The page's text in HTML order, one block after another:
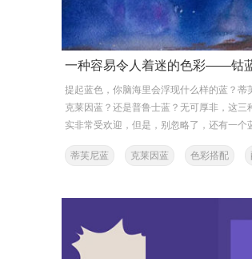
一种容易令人着迷的色彩——钴
提起蓝色，你脑海里会浮现什么样的蓝？蒂
克莱因蓝？还是普鲁士蓝？无可厚非，这三
实非常受欢迎，但是，别忽略了，还有一个
蒂芙尼蓝 克莱因蓝 色彩搭配